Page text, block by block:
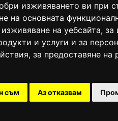
изживяването ви при
на основната
на уебсайта, за
и услуги и за
, за предоставяне
съм Аз отказвам
за ISSN) под номер: ISSN
рег. номер: 47857/11.05.2004